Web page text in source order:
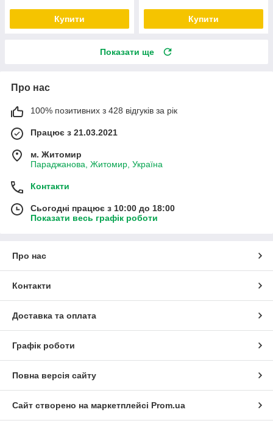
Купити Купити
Показати ще
Про нас
100% позитивних з 428 відгуків за рік
Працює з 21.03.2021
м. Житомир
Параджанова, Житомир, Україна
Контакти
Сьогодні працює з 10:00 до 18:00
Показати весь графік роботи
Про нас
Контакти
Доставка та оплата
Графік роботи
Повна версія сайту
Сайт створено на маркетплейсі Prom.ua